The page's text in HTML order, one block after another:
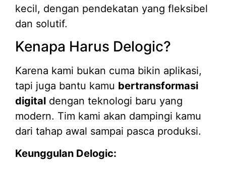
kecil, dengan pendekatan yang fleksibel
dan solutif.
Kenapa Harus Delogic?
Karena kami bukan cuma bikin aplikasi,
tapi juga bantu kamu bertransformasi
digital dengan teknologi baru yang
modern. Tim kami akan dampingi kamu
dari tahap awal sampai pasca produksi.
Keunggulan Delogic: